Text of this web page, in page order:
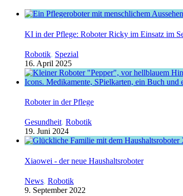
KI in der Pflege: Roboter Ricky im Einsatz im
Robotik, Spezial
16. April 2025
Roboter in der Pflege
Gesundheit, Robotik
19. Juni 2024
Xiaowei - der neue Haushaltsroboter
News, Robotik
9. September 2022